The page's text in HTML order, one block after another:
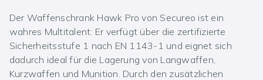
Der Waffenschrank Hawk Pro von Secureo ist ein
wahres Multitalent: Er verfügt über die zertifizierte
Sicherheitsstufe 1 nach EN 1143-1 und eignet sich
dadurch ideal für die Lagerung von Langwaffen,
Kurzwaffen und Munition. Durch den zusätzlichen